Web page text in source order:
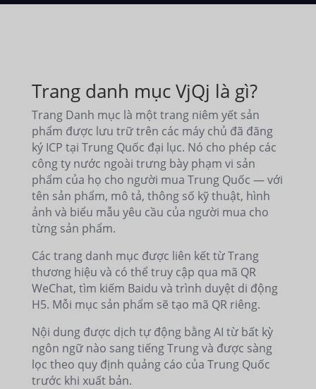
Trang danh mục VjQj là gì?
Trang Danh mục là một trang niêm yết sản
phẩm được lưu trữ trên các máy chủ đã đăng
ký ICP tại Trung Quốc đại lục. Nó cho phép các
công ty nước ngoài trưng bày phạm vi sản
phẩm của họ cho người mua Trung Quốc — với
tên sản phẩm, mô tả, thông số kỹ thuật, hình
ảnh và biểu mẫu yêu cầu của người mua cho
từng sản phẩm.
Các trang danh mục được liên kết từ Trang
thương hiệu và có thể truy cập qua mã QR
WeChat, tìm kiếm Baidu và trình duyệt di động
H5. Mỗi mục sản phẩm sẽ tạo mã QR riêng.
Nội dung được dịch tự động bằng AI từ bất kỳ
ngôn ngữ nào sang tiếng Trung và được sàng
lọc theo quy định quảng cáo của Trung Quốc
trước khi xuất bản.